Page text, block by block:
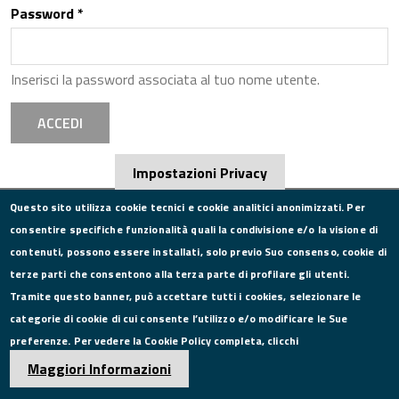
Password*
Inserisci la password associata al tuo nome utente.
ACCEDI
CONTATTI
Via Roma, 75, 81100 Caserta
Tel. 0823249111
Pec:camera.commercio.caserta@ce.legalmail.camcom.it
Email:info@ce.camcom.it
DATI PER LA FATTURAZIONE
Impostazioni Privacy
Questo sito utilizza cookie tecnici e cookie analitici anonimizzati. Per
consentire specifiche funzionalità quali la condivisione e/o la visione di
contenuti, possono essere installati, solo previo Suo consenso, cookie di
terze parti che consentono alla terza parte di profilare gli utenti.
Tramite questo banner, può accettare tutti i cookies, selezionare le
categorie di cookie di cui consente l’utilizzo e/o modificare le Sue
preferenze. Per vedere la Cookie Policy completa, clicchi
Maggiori Informazioni